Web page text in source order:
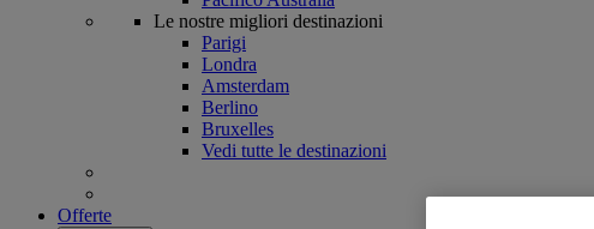
Le nostre migliori destinazioni
Parigi
Londra
Amsterdam
Berlino
Bruxelles
Vedi tutte le destinazioni
Offerte